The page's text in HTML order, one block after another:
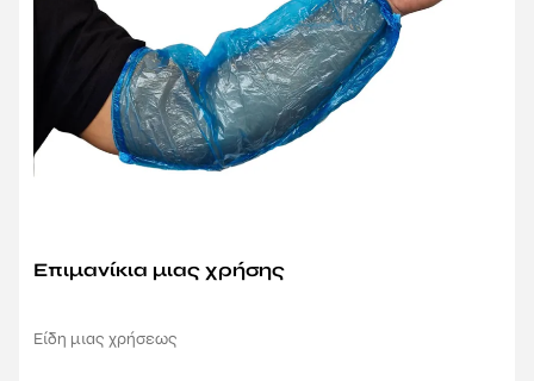
Επιμανίκια μιας χρήσης
Είδη μιας χρήσεως